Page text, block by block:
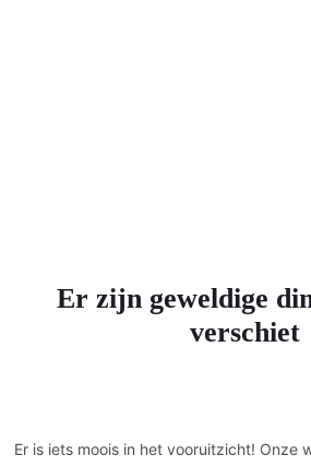
Er zijn geweldige
verschiet
Er is iets moois in het vooruitzicht! Onze